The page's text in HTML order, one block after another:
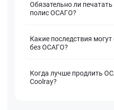
Обязательно ли
полис ОСАГО?
Какие последствия
без ОСАГО?
Когда лучше продлить
Coolray?